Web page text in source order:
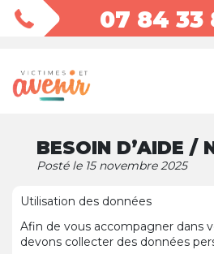
07 84 33
BESOIN D’AIDE /
Posté le 15 novembre 2025
Utilisation des données
Afin de vous accompagner dans
devons collecter des données